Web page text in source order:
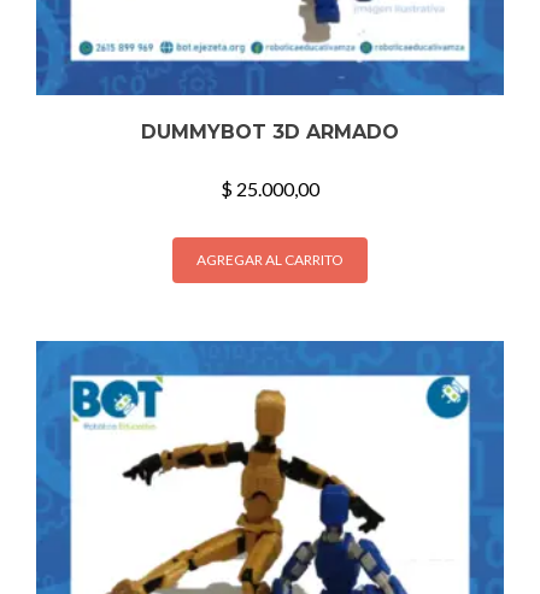
DUMMYBOT 3D ARMADO
$ 25.000,00
AGREGAR AL CARRITO